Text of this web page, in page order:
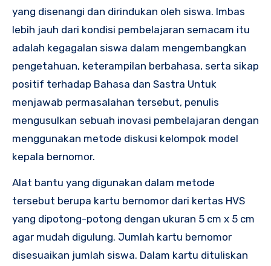
yang disenangi dan dirindukan oleh siswa. Imbas
lebih jauh dari kondisi pembelajaran semacam itu
adalah kegagalan siswa dalam mengembangkan
pengetahuan, keterampilan berbahasa, serta sikap
positif terhadap Bahasa dan Sastra Untuk
menjawab permasalahan tersebut, penulis
mengusulkan sebuah inovasi pembelajaran dengan
menggunakan metode diskusi kelompok model
kepala bernomor.
Alat bantu yang digunakan dalam metode
tersebut berupa kartu bernomor dari kertas HVS
yang dipotong-potong dengan ukuran 5 cm x 5 cm
agar mudah digulung. Jumlah kartu bernomor
disesuaikan jumlah siswa. Dalam kartu dituliskan